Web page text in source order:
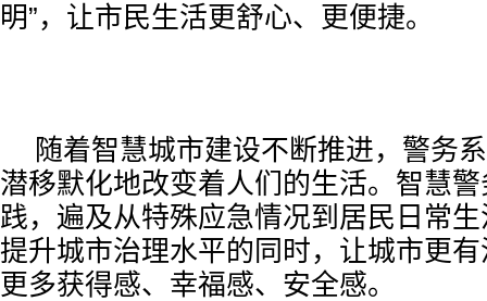
明”，让市民生活更舒心、更便捷。
随着智慧城市建设不断推进，警务
潜移默化地改变着人们的生活。智慧
践，遍及从特殊应急情况到居民日常
提升城市治理水平的同时，让城市更
更多获得感、幸福感、安全感。